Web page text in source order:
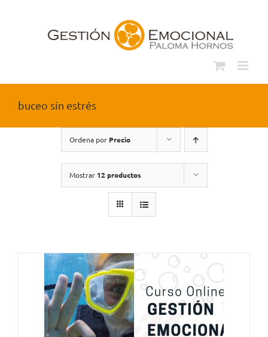
buceo sin estrés
Ordena por Precio
Mostrar 12 productos